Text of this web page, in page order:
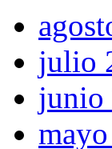
julio
junio